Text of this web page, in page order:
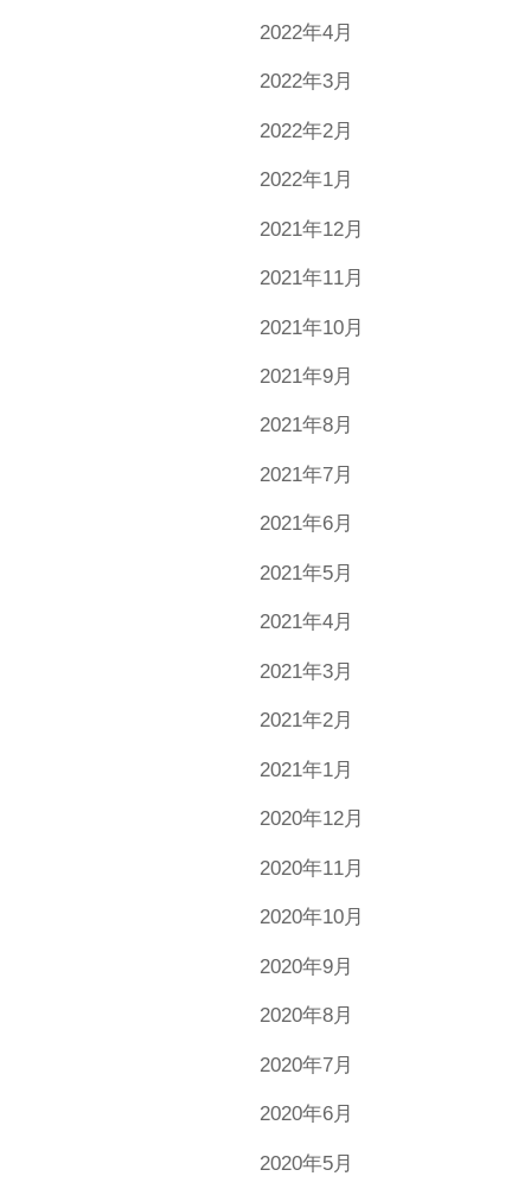
2022年4月
2022年3月
2022年2月
2022年1月
2021年12月
2021年11月
2021年10月
2021年9月
2021年8月
2021年7月
2021年6月
2021年5月
2021年4月
2021年3月
2021年2月
2021年1月
2020年12月
2020年11月
2020年10月
2020年9月
2020年8月
2020年7月
2020年6月
2020年5月